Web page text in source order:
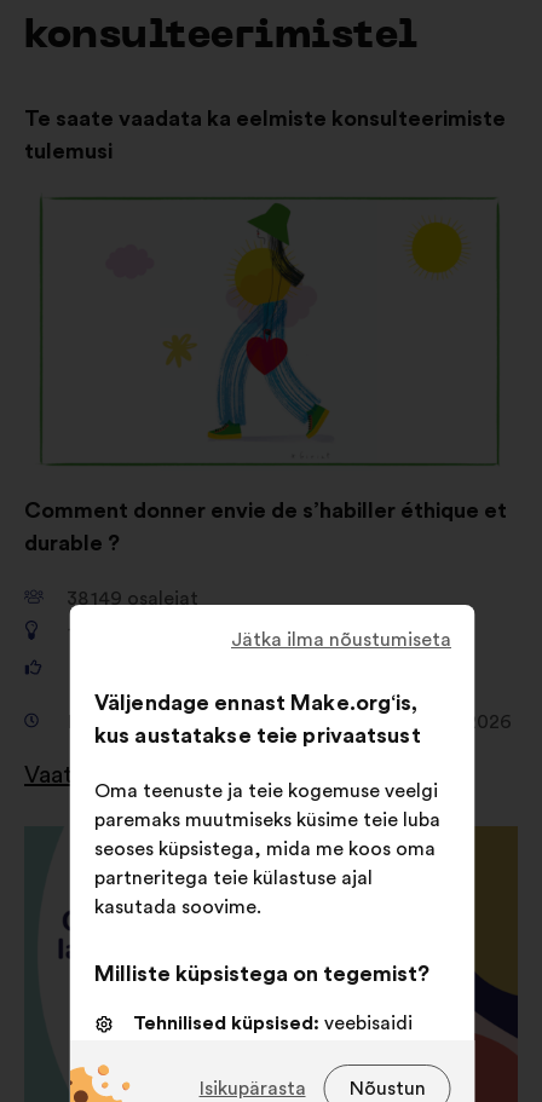
konsulteerimistel
Te saate vaadata ka eelmiste konsulteerimiste
tulemusi
Comment donner envie de s’habiller éthique et
durable ?
38 149 osalejat
1 680
Konsulteerimine 19. veebruar 2026 - 16. aprill 2026
Vaata tulemusi
Jätka ilma nõustumiseta
Väljendage ennast Make.org‘is,
kus austatakse teie privaatsust
Oma teenuste ja teie kogemuse veelgi
paremaks muutmiseks küsime teie luba
seoses küpsistega, mida me koos oma
partneritega teie külastuse ajal
kasutada soovime.
Milliste küpsistega on tegemist?
Tehnilised küpsised: veebisaidi
Eelistusküpsised:küpsisedNõustun
Isikupärasta